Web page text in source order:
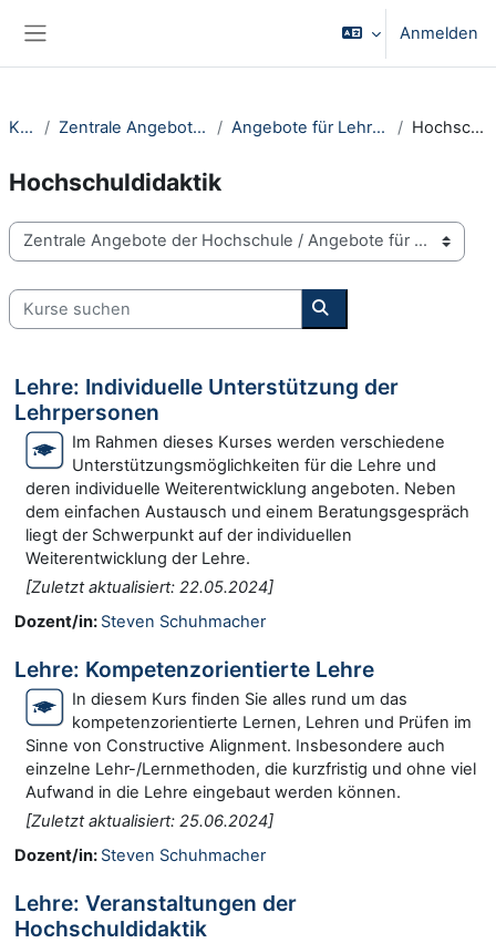
Anmelden
Kurse Zentrale Angebote der Hochschule Angebote für Lehrende & Mitarbeiter Hochschuldidaktik
Hochschuldidaktik
Kursbereiche
Kurse suchen
Kurse suchen
Lehre: Individuelle Unterstützung der
Lehrpersonen
Im Rahmen dieses Kurses werden verschiedene
Unterstützungsmöglichkeiten für die Lehre und
deren individuelle Weiterentwicklung angeboten. Neben
dem einfachen Austausch und einem Beratungsgespräch
liegt der Schwerpunkt auf der individuellen
Weiterentwicklung der Lehre.
[Zuletzt aktualisiert: 22.05.2024]
Dozent/in: Steven Schuhmacher
Lehre: Kompetenzorientierte Lehre
In diesem Kurs finden Sie alles rund um das
kompetenzorientierte Lernen, Lehren und Prüfen im
Sinne von Constructive Alignment. Insbesondere auch
einzelne Lehr-/Lernmethoden, die kurzfristig und ohne viel
Aufwand in die Lehre eingebaut werden können.
[Zuletzt aktualisiert: 25.06.2024]
Dozent/in: Steven Schuhmacher
Lehre: Veranstaltungen der
Hochschuldidaktik